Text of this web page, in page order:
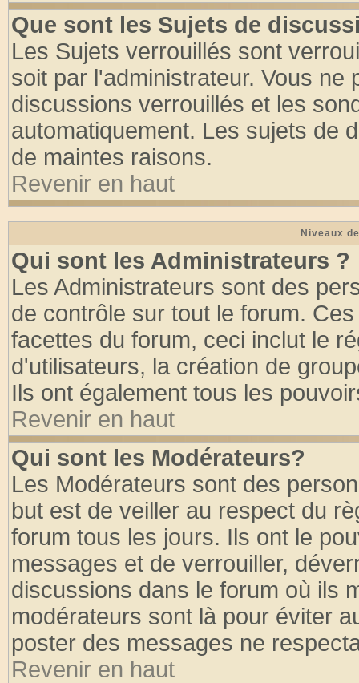
Que sont les Sujets de
Les Sujets verrouillés sont
soit par l'administrateur. Vous
discussions verrouillés et les
automatiquement. Les sujets de
de maintes raisons.
Revenir en haut
Niveaux
Qui sont les Administrateurs ?
Les Administrateurs sont des
de contrôle sur tout le forum.
facettes du forum, ceci inclut le
d'utilisateurs, la création de
Ils ont également tous les
Revenir en haut
Qui sont les Modérateurs?
Les Modérateurs sont des
but est de veiller au respect du
forum tous les jours. Ils ont le
messages et de verrouiller,
discussions dans le forum où ils
modérateurs sont là pour éviter
poster des messages ne
Revenir en haut